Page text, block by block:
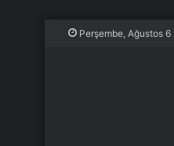
Perşembe, Ağustos